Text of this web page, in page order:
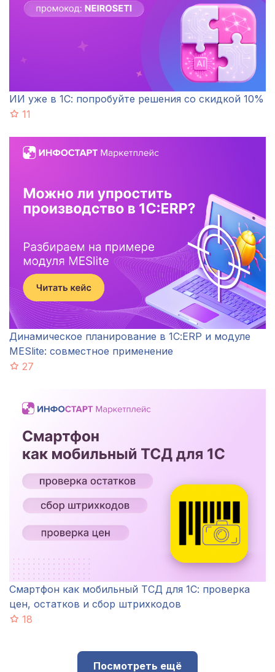
ИИ уже в 1С: попробуйте решения со скидкой 10%
11
Динамическое планирование в 1С:ERP и модуле
MESlite: совместное применение
27
Смартфон как мобильный ТСД для 1С: проверка
цен, остатков и сбор штрихкодов
18
Посмотреть ещё